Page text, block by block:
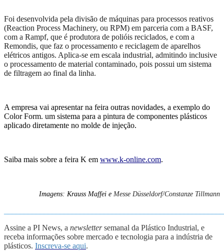
Foi desenvolvida pela divisão de máquinas para processos reativos
(Reaction Process Machinery, ou RPM) em parceria com a BASF,
com a Rampf, que é produtora de polióis reciclados, e com a
Remondis, que faz o processamento e reciclagem de aparelhos
elétricos antigos. Aplica-se em escala industrial, admitindo inclusive
o processamento de material contaminado, pois possui um sistema
de filtragem ao final da linha.
A empresa vai apresentar na feira outras novidades, a exemplo do
Color Form. um sistema para a pintura de componentes plásticos
aplicado diretamente no molde de injeção.
Saiba mais sobre a feira K em www.k-online.com.
Imagens: Krauss Maffei e Messe Düsseldorf/Constanze Tillmann
Assine a PI News, a newslettersemanal da Plástico Industrial, e
receba informações sobre mercado e tecnologia para a indústria de
plásticos. Inscreva-se aqui.